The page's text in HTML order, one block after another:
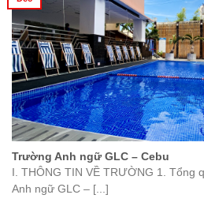
Trường Anh ngữ GLC – Cebu
I. THÔNG TIN VỀ TRƯỜNG 1. Tổng
Anh ngữ GLC – [...]